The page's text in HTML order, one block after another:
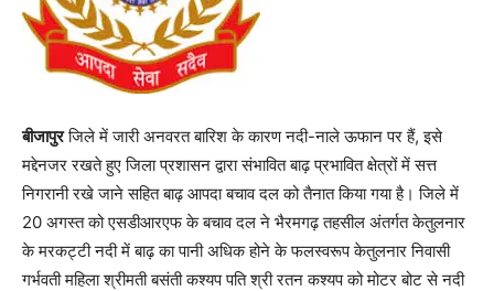
बीजापुरजिले में जारी अनवरत बारिश के कारण नदी-नाले ऊफान पर हैं, इसे
मद्देनजर रखते हुए जिला प्रशासन द्वारा संभावित बाढ़ प्रभावित क्षेत्रों में सत्त
निगरानी रखे जाने सहित बाढ़ आपदा बचाव दल को तैनात किया गया है। जिले में
20 अगस्त को एसडीआरएफ के बचाव दल ने भैरमगढ़ तहसील अंतर्गत केतुलनार
के मरकट्टी नदी में बाढ़ का पानी अधिक होने के फलस्वरूप केतुलनार निवासी
गर्भवती महिला श्रीमती बसंती कश्यप पति श्री रतन कश्यप को मोटर बोट से नदी